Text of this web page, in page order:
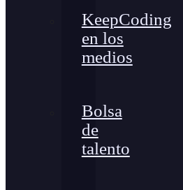
KeepCoding
en los
medios
Bolsa
de
talento